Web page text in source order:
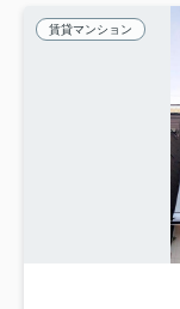
賃貸マンション